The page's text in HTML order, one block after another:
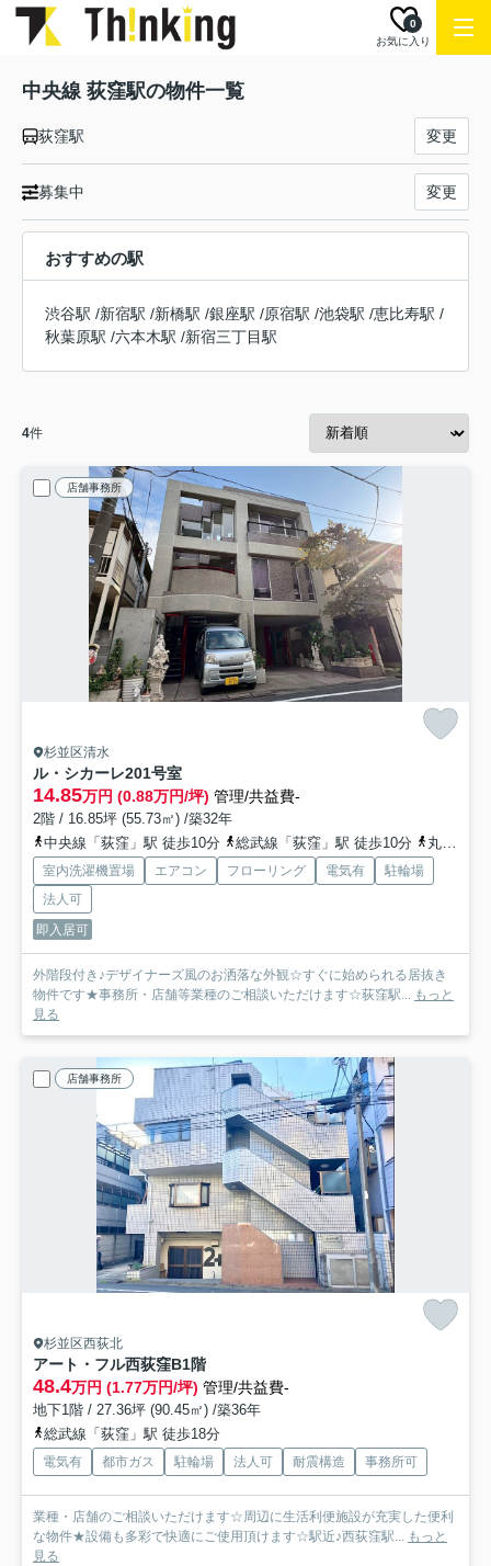
お気に入り
0
中央線 荻窪駅の物件一覧
荻窪駅 変更
募集中 変更
おすすめの駅
渋谷駅 /新宿駅 /新橋駅 /銀座駅 /原宿駅 /池袋駅 /恵比寿駅 /
秋葉原駅 /六本木駅 /新宿三丁目駅
4件
店舗事務所
杉並区清水
ル・シカーレ201号室
14.85万円 (0.88万円/坪) 管理/共益費-
2階 / 16.85坪 (55.73㎡) /築32年
中央線「荻窪」駅 徒歩10分
総武線「荻窪」駅 徒歩10分 丸ノ内線「荻窪」駅 徒歩10分
室内洗濯機置場 エアコン フローリング 電気有
駐輪場
法人可
即入居可
外階段付き♪デザイナーズ風のお洒落な外観☆すぐに始められる居抜き
物件です★事務所・店舗等業種のご相談いただけます☆荻窪駅... もっと
見る
店舗事務所
杉並区西荻北
アート・フル西荻窪B1階
48.4万円 (1.77万円/坪) 管理/共益費-
地下1階 / 27.36坪 (90.45㎡) /築36年
総武線「荻窪」駅 徒歩18分
電気有 都市ガス 駐輪場 法人可 耐震構造 事務所可
業種・店舗のご相談いただけます☆周辺に生活利便施設が充実した便利
な物件★設備も多彩で快適にご使用頂けます☆駅近♪西荻窪駅... もっと
見る